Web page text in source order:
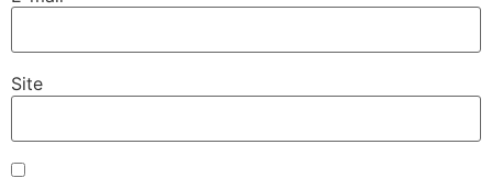
Site